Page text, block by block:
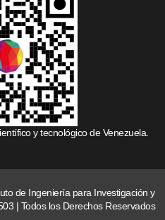
y tecnológico de Venezuela.
de Ingeniería para Investigación y
| Todos los Derechos Reservados